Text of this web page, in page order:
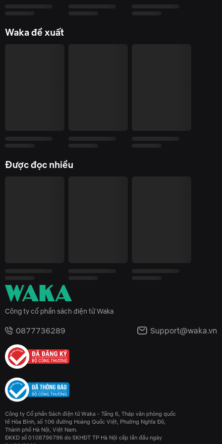
Waka đề xuất
Được đọc nhiều
Công ty cổ phần sách điện tử Waka
0877736289 Support@waka.vn
Công ty Cổ phần Sách điện tử Waka - Tầng 6, Tháp văn phòng quốc
tế Hòa Bình, số 106 đường Hoàng Quốc Việt, Phường Nghĩa Đô,
Thành phố Hà Nội, Việt Nam.
ĐKKD số 0108796796 do SKHĐT TP Hà Nội cấp lần đầu ngày